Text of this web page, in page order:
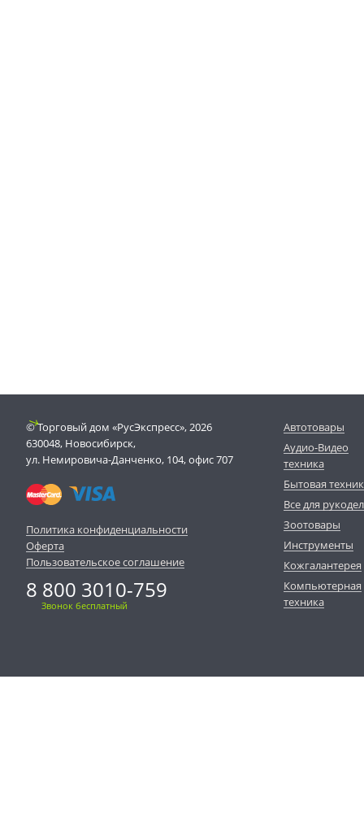
© Торговый дом «РусЭкспресс», 2026
630048, Новосибирск,
ул. Немировича-Данченко, 104, офис 707
Политика конфиденциальности
Оферта
Пользовательское соглашение
8 800 3010-759
Звонок бесплатный
Автотовары
Аудио-Видео
техника
Бытовая
Все для
Зоотовары
Инструменты
Кожгалантерея
Компьютерная
техника